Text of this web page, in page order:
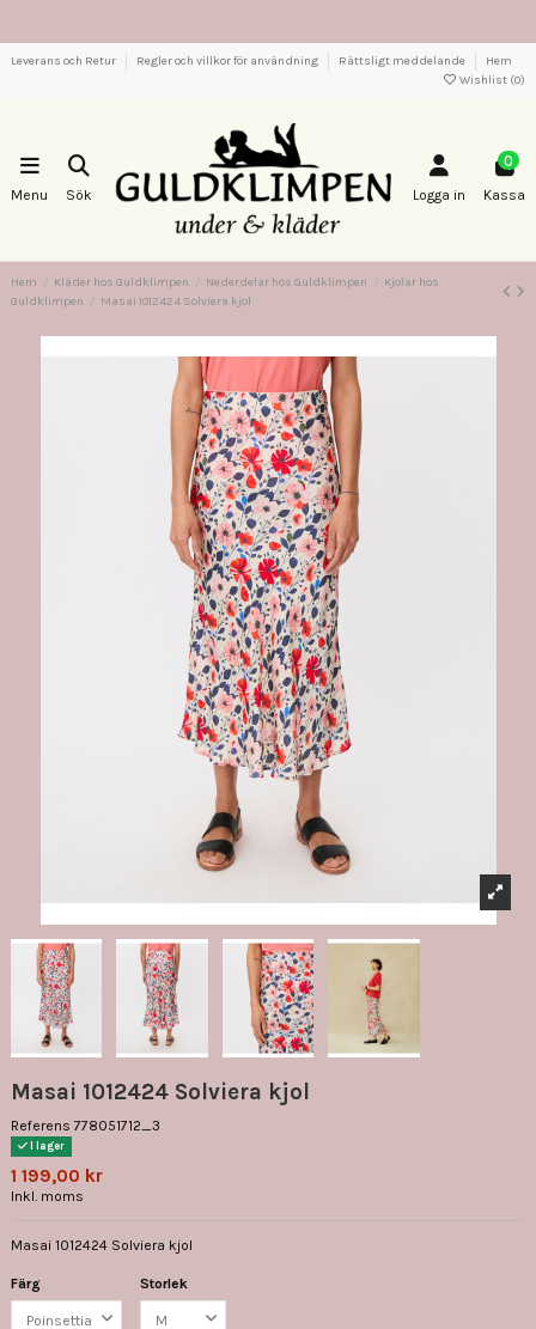
Leverans och Retur Regler och villkor för användning Rättsligt meddelande
Hem
Wishlist (0)
Menu Sök Logga in
0
Kassa
Hem Kläder hos Guldklimpen Nederdelar hos Guldklimpen
Kjolar hos
Guldklimpen
Masai 1012424 Solviera kjol
Masai 1012424 Solviera kjol
Referens 778051712_3
I lager
1 199,00 kr
Inkl. moms
Masai 1012424 Solviera kjol
Färg Storlek